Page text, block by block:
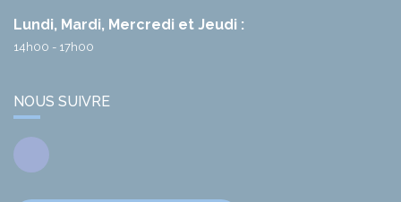
Lundi, Mardi, Mercredi et Jeudi :
14h00 - 17h00
NOUS SUIVRE
Facebook